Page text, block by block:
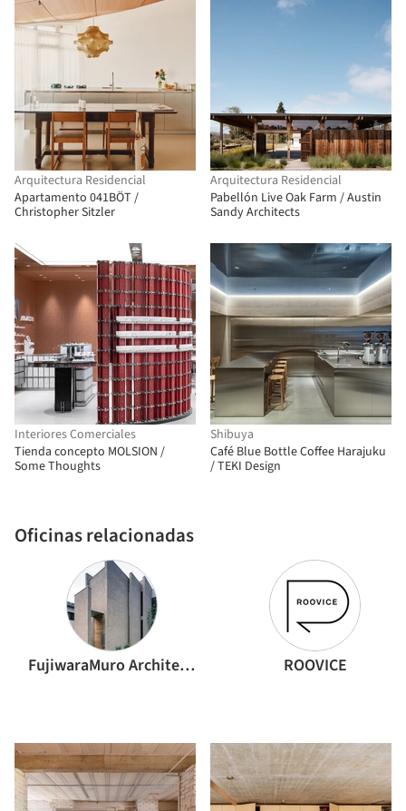
Arquitectura Residencial
Apartamento 041BÖT /
Christopher Sitzler
Arquitectura Residencial
Pabellón Live Oak Farm / Austin
Sandy Architects
Interiores Comerciales
Tienda concepto MOLSION /
Some Thoughts
Oficinas relacionadas
FujiwaraMuro Architects ROOVICE
Shibuya
Café Blue Bottle Coffee Harajuku
/ TEKI Design